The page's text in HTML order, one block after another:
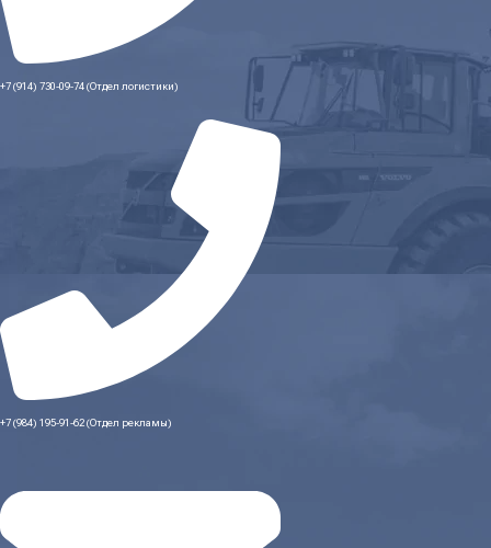
+7 (914) 730-09-74 (Отдел логистики)
+7 (984) 195-91-62 (Отдел рекламы)